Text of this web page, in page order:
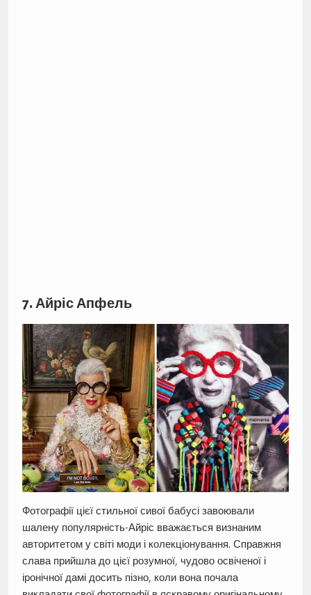
7. Айріс Апфель
Фотографії цієї стильної сивої бабусі завоювали
шалену популярність-Айріс вважається визнаним
авторитетом у світі моди і колекціонування. Справжня
слава прийшла до цієї розумної, чудово освіченої і
іронічної дамі досить пізно, коли вона почала